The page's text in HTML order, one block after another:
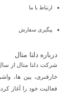
ارتباط با ما
پیگیری سفارش
درباره دلتا متال
خارفنری، پین ها،
فعالیت خود را آغاز